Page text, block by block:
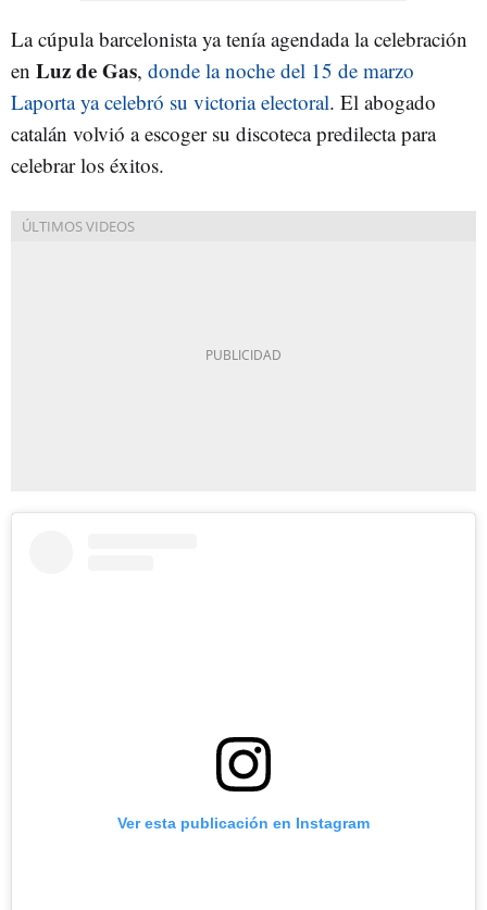
La cúpula barcelonista ya tenía agendada la celebración
en Luz de Gas, donde la noche del 15 de marzo
Laporta ya celebró su victoria electoral. El abogado
catalán volvió a escoger su discoteca predilecta para
celebrar los éxitos.
Ver esta publicación en Instagram